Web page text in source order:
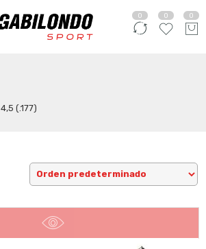
0 0 0
4,5 (.177)